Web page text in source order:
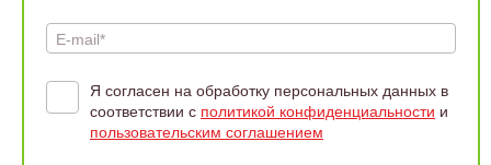
E-mail*
Я согласен на обработку персональных данных в
соответствии с политикой конфиденциальности и
пользовательским соглашением